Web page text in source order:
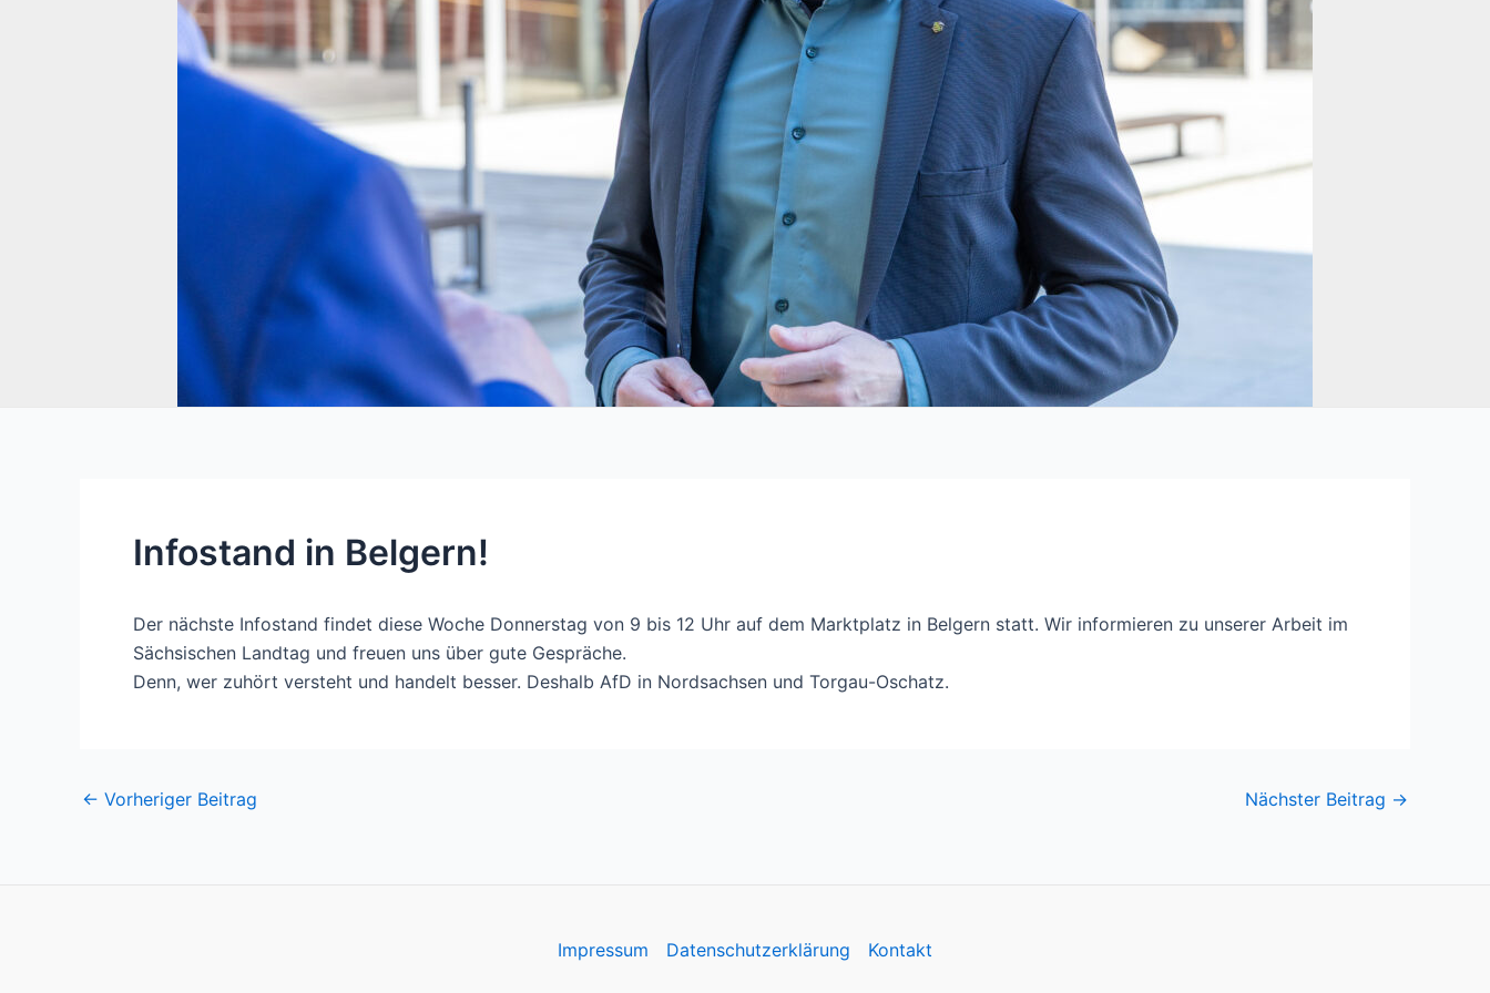
Infostand in Belgern!
Der nächste Infostand findet diese Woche Donnerstag von 9 bis 12 Uhr auf dem Marktplatz in Belgern statt. Wir informieren zu unserer Arbeit im
Sächsischen Landtag und freuen uns über gute Gespräche.
Denn, wer zuhört versteht und handelt besser. Deshalb AfD in Nordsachsen und Torgau-Oschatz.
Post
← Vorheriger Beitrag Nächster Beitrag →
Impressum Datenschutzerklärung Kontakt